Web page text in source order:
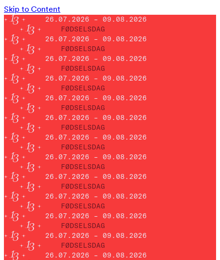
Skip to Content
26.07.2026 – 09.08.2026
FØDSELSDAG
26.07.2026 – 09.08.2026
FØDSELSDAG
26.07.2026 – 09.08.2026
FØDSELSDAG
26.07.2026 – 09.08.2026
FØDSELSDAG
26.07.2026 – 09.08.2026
FØDSELSDAG
26.07.2026 – 09.08.2026
FØDSELSDAG
26.07.2026 – 09.08.2026
FØDSELSDAG
26.07.2026 – 09.08.2026
FØDSELSDAG
26.07.2026 – 09.08.2026
FØDSELSDAG
26.07.2026 – 09.08.2026
FØDSELSDAG
26.07.2026 – 09.08.2026
FØDSELSDAG
26.07.2026 – 09.08.2026
FØDSELSDAG
26.07.2026 – 09.08.2026